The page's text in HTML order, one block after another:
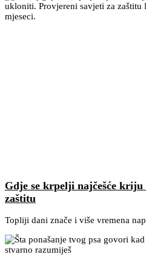
Gdje se krpelji najčešće kriju
zaštitu
Topliji dani znače i više vremena